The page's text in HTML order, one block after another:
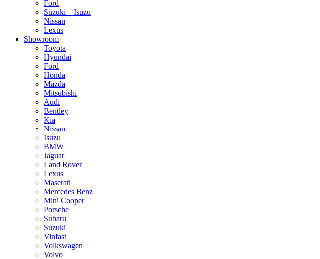
Ford
Suzuki – Isuzu
Nissan
Lexus
Showroom
Toyota
Hyundai
Ford
Honda
Mazda
Mitsubishi
Audi
Bentley
Kia
Nissan
Isuzu
BMW
Jaguar
Land Rover
Lexus
Maserati
Mercedes Benz
Mini Cooper
Porsche
Subaru
Suzuki
Vinfast
Volkswagen
Volvo